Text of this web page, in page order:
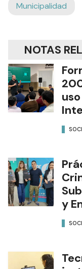
Municipalidad
NOTAS
y